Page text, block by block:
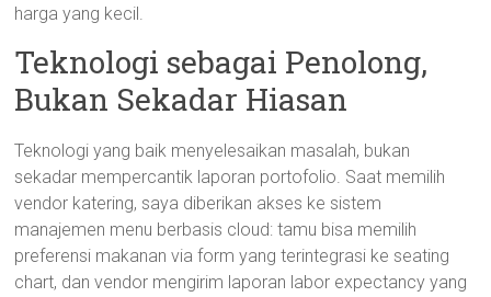
harga yang kecil.
Teknologi sebagai Penolong,
Bukan Sekadar Hiasan
Teknologi yang baik menyelesaikan masalah, bukan
sekadar mempercantik laporan portofolio. Saat memilih
vendor katering, saya diberikan akses ke sistem
manajemen menu berbasis cloud: tamu bisa memilih
preferensi makanan via form yang terintegrasi ke seating
chart, dan vendor mengirim laporan labor expectancy yang